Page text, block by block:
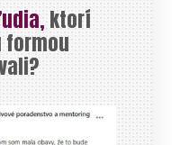
ktorí
formou